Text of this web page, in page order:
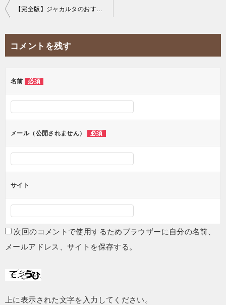
投
ー
ョ
【完全版】ジャカルタのおすすめゴルフショップまとめ！初心者から上級者まで！
コメントを残す
名前 必須
メール（公開されません） 必須
サイト
次回のコメントで使用するためブラウザーに自分の名前、
メールアドレス、サイトを保存する。
上に表示された文字を入力してください。